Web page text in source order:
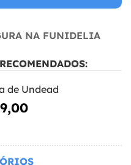
NA FUNIDELIA
de Undead